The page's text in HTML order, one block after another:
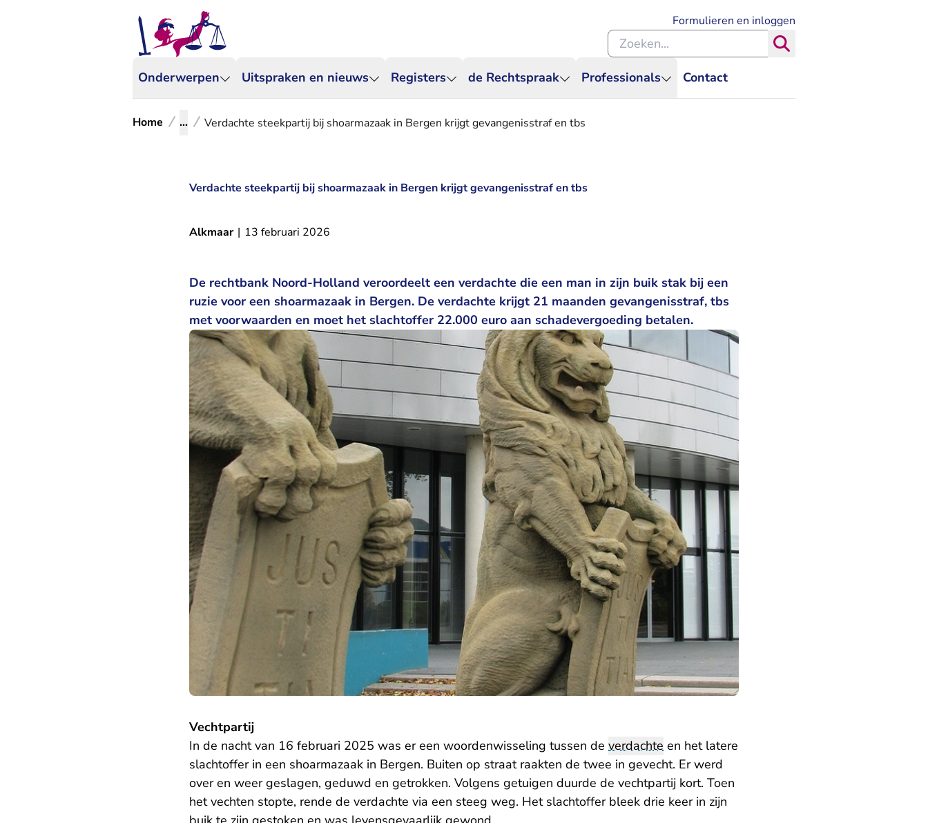
Onderwerpen Uitspraken en nieuws Registers de Rechtspraak Professionals Contact
Formulieren en inloggen
Zoeken binnen de Rechtspraak
Home ... Verdachte steekpartij bij shoarmazaak in Bergen krijgt gevangenisstraf en tbs
Verdachte steekpartij bij shoarmazaak in Bergen krijgt gevangenisstraf en tbs
Alkmaar | 13 februari 2026
De rechtbank Noord-Holland veroordeelt een verdachte die een man in zijn buik stak bij een
ruzie voor een shoarmazaak in Bergen. De verdachte krijgt 21 maanden gevangenisstraf, tbs
met voorwaarden en moet het slachtoffer 22.000 euro aan schadevergoeding betalen.
Vechtpartij
In de nacht van 16 februari 2025 was er een woordenwisseling tussen de verdachte en het latere
slachtoffer in een shoarmazaak in Bergen. Buiten op straat raakten de twee in gevecht. Er werd
over en weer geslagen, geduwd en getrokken. Volgens getuigen duurde de vechtpartij kort. Toen
het vechten stopte, rende de verdachte via een steeg weg. Het slachtoffer bleek drie keer in zijn